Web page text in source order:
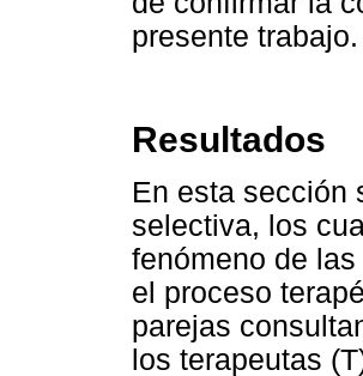
presente trabajo.
Resultados
En esta sección
selectiva, los
fenómeno de
el proceso
parejas
los terapeutas